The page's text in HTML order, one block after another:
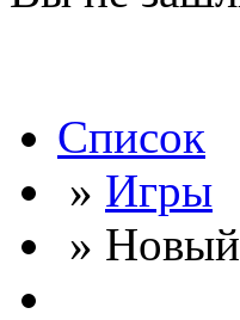
Список
» Игры
» Новый